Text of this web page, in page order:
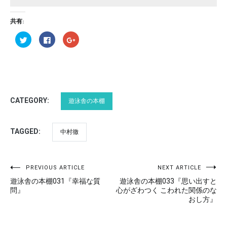
共有:
Click
to
share
Click
to
share
Click
to
CATEGORY: 遊泳舎の本棚
TAGGED: 中村徹
Post
navigation
PREVIOUS ARTICLE
遊泳舎の本棚031『幸福な質
問』
NEXT ARTICLE
遊泳舎の本棚033『思い出すと
心がざわつく こわれた関係のな
おし方』